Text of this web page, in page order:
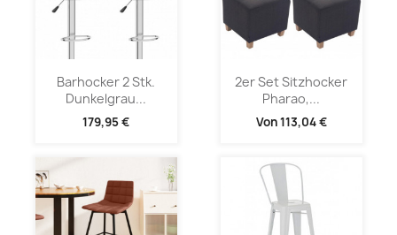
Barhocker 2 Stk.
Dunkelgrau...
179,95 €
2er Set Sitzhocker
Pharao,...
Von113,04 €